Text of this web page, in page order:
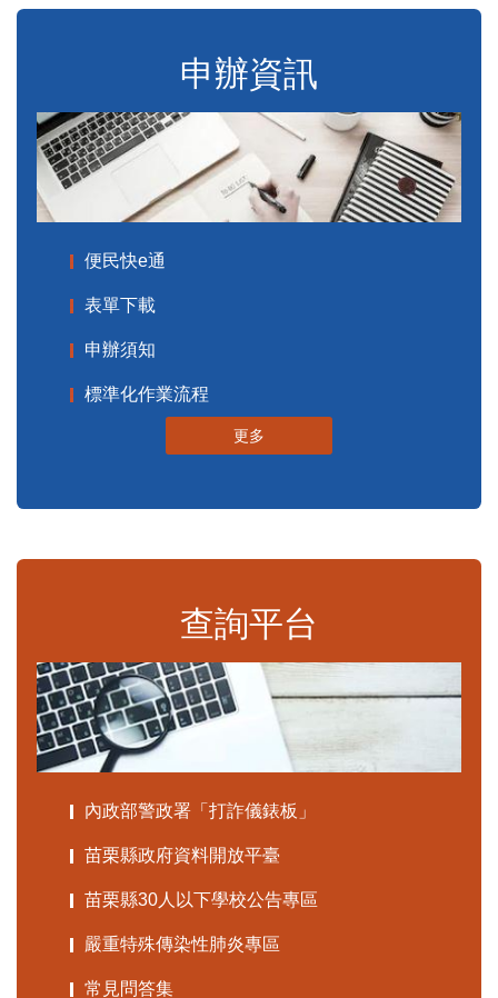
申辦資訊
便民快e通
表單下載
申辦須知
標準化作業流程
更多
查詢平台
內政部警政署「打詐儀錶板」
苗栗縣政府資料開放平臺
苗栗縣30人以下學校公告專區
嚴重特殊傳染性肺炎專區
常見問答集